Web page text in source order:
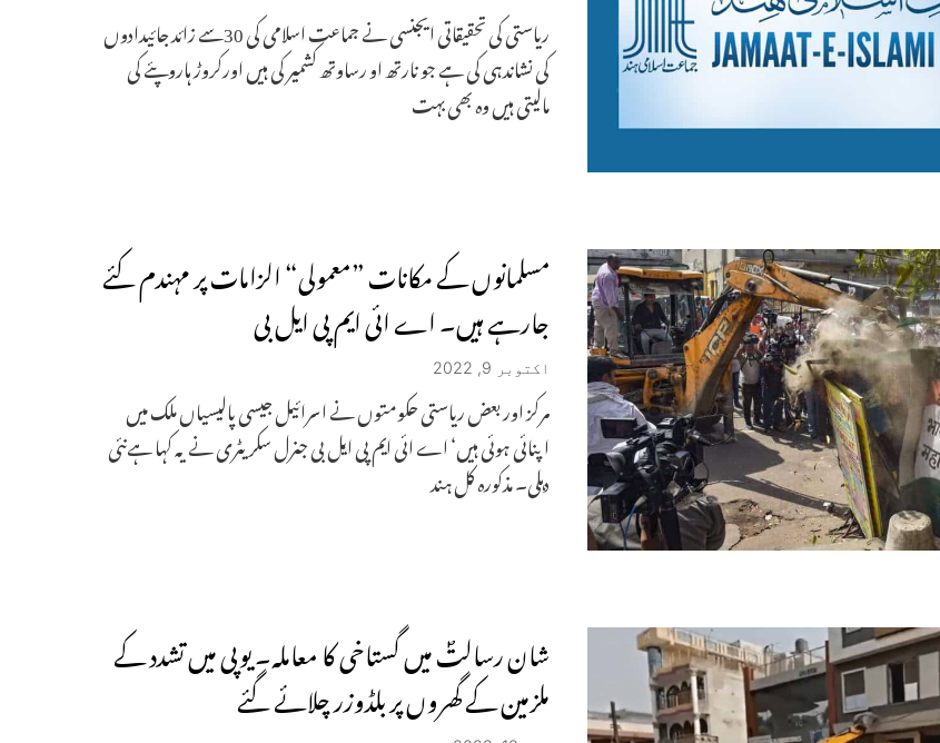
ریاستی کی تحقیقاتی ایجنسی نے جماعت اسلامی کی 30سے زائد جائیدادوں
کی نشاندہی کی ہے جو نارتھ او رساوتھ کشمیر کی ہیں اورکروڑ ہاروپئے کی
مالیتی ہیں وہ بھی بہت
مسلمانوں کے مکانات ”معمولی“ الزامات پر مہندم کئے
جارہے ہیں۔ اے ائی ایم پی ایل بی
اکتوبر 9, 2022
مرکز اور بعض ریاستی حکومتوں نے اسرائیل جیسی پالیسیاں ملک میں
اپنائی ہوئی ہیں‘ اے ائی ایم پی ایل بی جنرل سکریٹری نے یہ کہا ہےنئی
دہلی۔ مذکورہ کل ہند
شان رسالتؐ میں گستاخی کا معاملہ۔ یوپی میں تشدد کے
ملزمین کے گھروں پر بلڈوزر چلائے گئے